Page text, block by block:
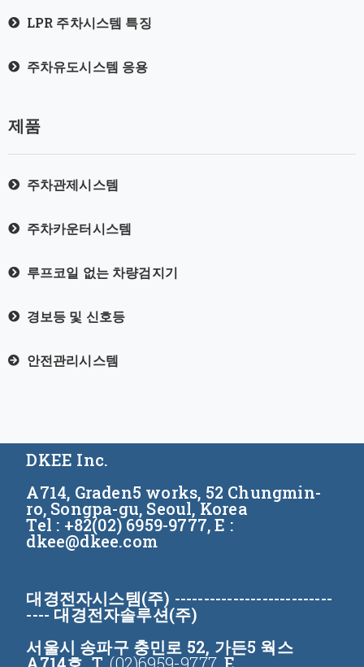
LPR 주차시스템 특징
주차유도시스템 응용
제품
주차관제시스템
주차카운터시스템
루프코일 없는 차량검지기
경보등 및 신호등
안전관리시스템
DKEE Inc.
A714, Graden5 works, 52 Chungmin-
ro, Songpa-gu, Seoul, Korea
Tel : +82(02) 6959-9777, E :
dkee@dkee.com
대경전자시스템(주) ---------------------------
---- 대경전자솔루션(주)
서울시 송파구 충민로 52, 가든5 웍스